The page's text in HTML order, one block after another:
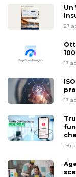
Un
27
17
17
19